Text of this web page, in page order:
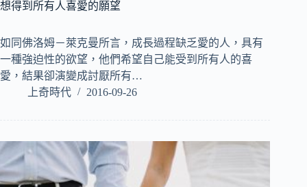
想得到所有人喜愛的願望
如同佛洛姆－萊克曼所言，成長過程缺乏愛的人，具有
一種強迫性的欲望，他們希望自己能受到所有人的喜
愛，結果卻演變成討厭所有…
上奇時代
2016-09-26